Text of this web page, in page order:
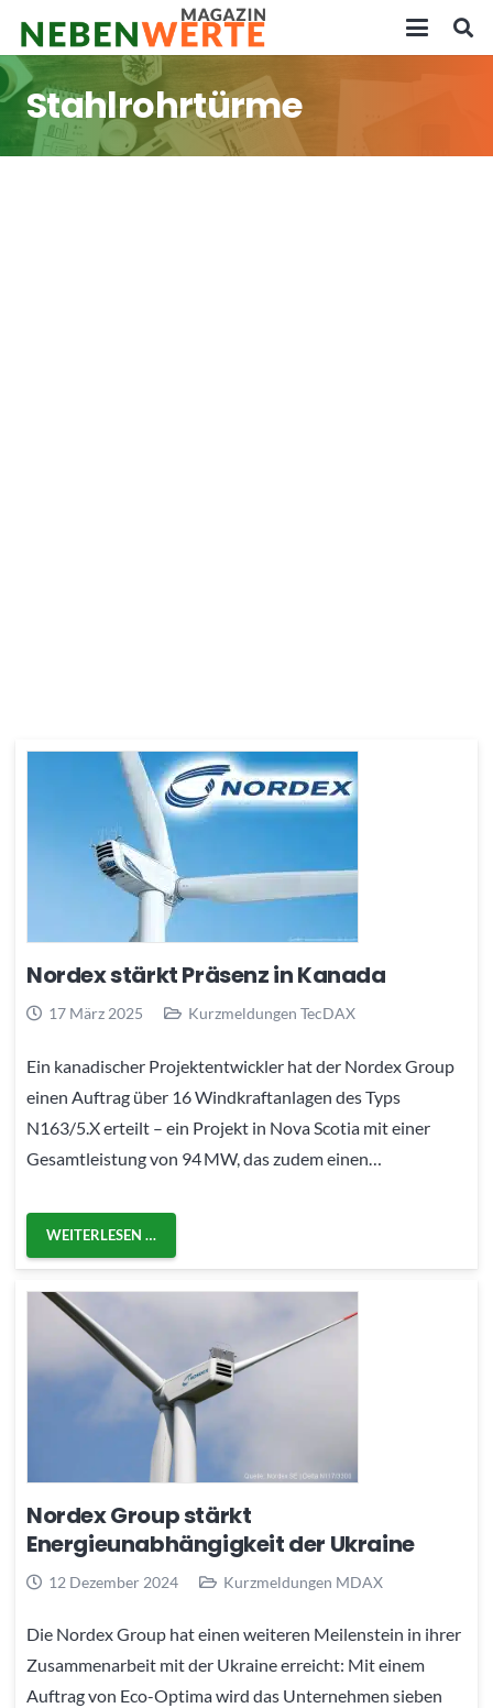
Stahlrohrtürme
Nordex stärkt Präsenz in Kanada
17 März 2025 Kurzmeldungen TecDAX
Ein kanadischer Projektentwickler hat der Nordex Group
einen Auftrag über 16 Windkraftanlagen des Typs
N163/5.X erteilt – ein Projekt in Nova Scotia mit einer
Gesamtleistung von 94 MW, das zudem einen…
WEITERLESEN …
Nordex Group stärkt
Energieunabhängigkeit der Ukraine
12 Dezember 2024 Kurzmeldungen MDAX
Die Nordex Group hat einen weiteren Meilenstein in ihrer
Zusammenarbeit mit der Ukraine erreicht: Mit einem
Auftrag von Eco-Optima wird das Unternehmen sieben